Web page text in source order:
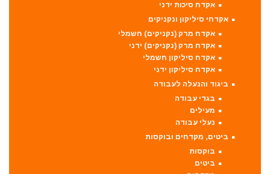
אקדח סיכות ידני
אקדחי סיליקון ונקניקים
אקדח מרק (נקניקים) חשמלי
אקדח מרק (נקניקים) ידני
אקדח סיליקון חשמלי
אקדח סיליקון ידני
ביגוד והנעלה לעבודה
בגדי עבודה
מעילים
נעלי עבודה
ביטים, מקדחים ובוקסות
בוקסות
ביטים